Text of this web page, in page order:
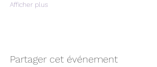
Afficher plus
Partager cet événement